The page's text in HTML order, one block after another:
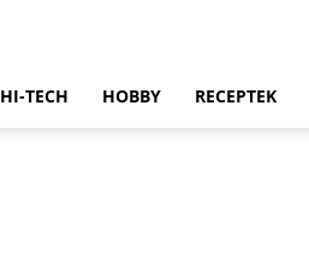
HI-TECH HOBBY RECEPTEK